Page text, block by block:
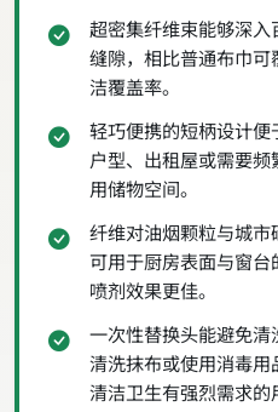
超密集纤维束能够深
缝隙，相比普通布巾
洁覆盖率。
轻巧便携的短柄设计
户型、出租屋或需要
用储物空间。
纤维对油烟颗粒与城市
可用于厨房表面与窗
喷剂效果更佳。
一次性替换头能避免
清洗抹布或使用消毒
清洁卫生有强烈需求的